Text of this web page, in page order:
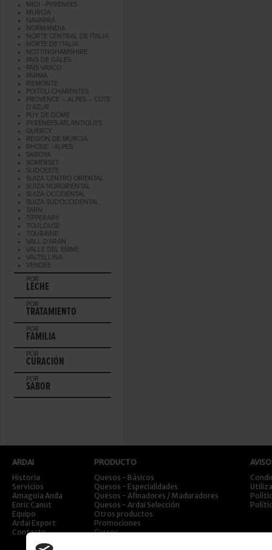
MIDI - PYRENÉES
MURCIA
NAVARRA
NORMANDIA
NORTE CENTRAL DE ITALIA
NORTE DE ITALIA
NOTTINGHAMSHIRE
PAÍS DE GALES
PAÍS VASCO
PARMA
PIEMONTE
POITOU-CHARENTES
PROVENCE – ALPES – COTE
D’AZUR
PUY DE DÔME
PYRÉNÉES-ATLANTIQUES
QUERCY
REGIÓN DE MURCIA
RHONE - ALPES
SABOYA
SOMERSET
SUDOESTE
SUIZA CENTRO ORIENTAL
SUIZA NORORIENTAL
SUIZA OCCIDENTAL
SUIZA SUDOCCIDENTAL
TARN
TIPPERARY
TOULOUSE
TOURAINE
VALL D'ARAN
VALLE DEL EMME
VALTELLINA
VENDÉE
POR
LECHE
POR
TRATAMIENTO
POR
FAMILIA
POR
CURACIÓN
POR
SABOR
ARDAI
Historia
Servicios
Amagoia Anda
Enric Canut
Equipo
Ardai Export
Contacto
PRODUCTO
Quesos - Básicos
Quesos - Especialidades
Quesos - Afinadores / Maduradores
Quesos - Ardai Selección
Otros productos
Promociones
Cursos